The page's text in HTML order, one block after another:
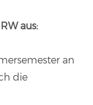
aus:
an
die